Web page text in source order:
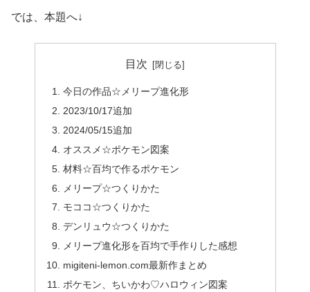
では、本題へ↓
目次
今日の作品☆メリープ進化形
2023/10/17追加
2024/05/15追加
オススメ☆ポケモン図案
材料☆百均で作るポケモン
メリープ☆つくりかた
モココ☆つくりかた
デンリュウ☆つくりかた
メリープ進化形を百均で手作りした感想
migiteni-lemon.com最新作まとめ
ポケモン、ちいかわ♡ハロウィン図案